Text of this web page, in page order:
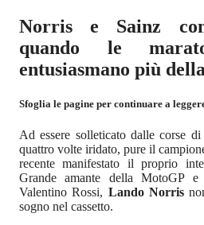
Norris e Sainz
quando le
entusiasmano più
Sfoglia le pagine per continuare a
Ad essere solleticato dalle corse
quattro volte iridato, pure il
recente manifestato il proprio
Grande amante della MotoGP
Valentino Rossi, Lando Norris
sogno nel cassetto.